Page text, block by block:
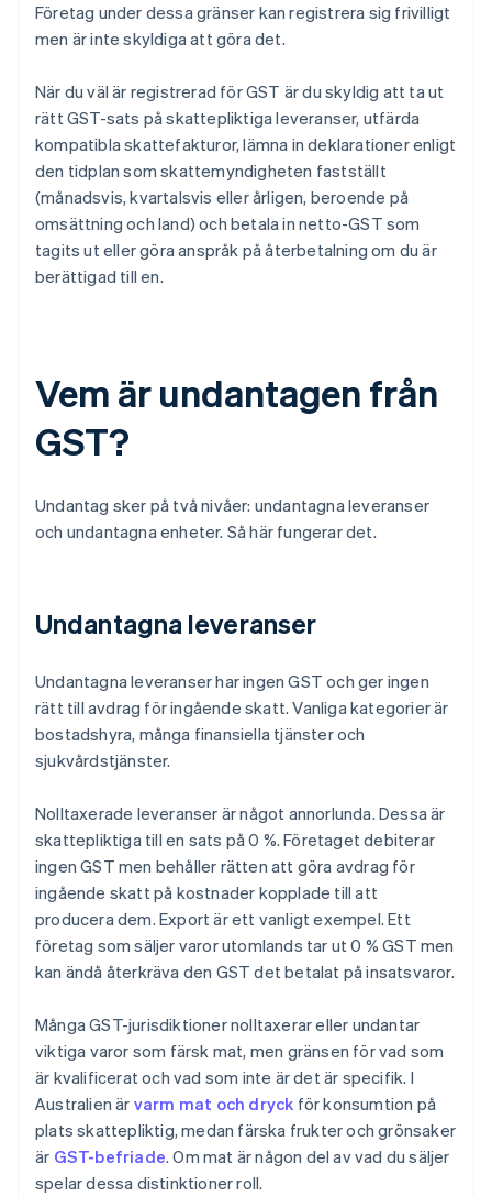
Företag under dessa gränser kan registrera sig frivilligt
men är inte skyldiga att göra det.
När du väl är registrerad för GST är du skyldig att ta ut
rätt GST-sats på skattepliktiga leveranser, utfärda
kompatibla skattefakturor, lämna in deklarationer enligt
den tidplan som skattemyndigheten fastställt
(månadsvis, kvartalsvis eller årligen, beroende på
omsättning och land) och betala in netto-GST som
tagits ut eller göra anspråk på återbetalning om du är
berättigad till en.
Vem är undantagen från
GST?
Undantag sker på två nivåer: undantagna leveranser
och undantagna enheter. Så här fungerar det.
Undantagna leveranser
Undantagna leveranser har ingen GST och ger ingen
rätt till avdrag för ingående skatt. Vanliga kategorier är
bostadshyra, många finansiella tjänster och
sjukvårdstjänster.
Nolltaxerade leveranser är något annorlunda. Dessa är
skattepliktiga till en sats på 0 %. Företaget debiterar
ingen GST men behåller rätten att göra avdrag för
ingående skatt på kostnader kopplade till att
producera dem. Export är ett vanligt exempel. Ett
företag som säljer varor utomlands tar ut 0 % GST men
kan ändå återkräva den GST det betalat på insatsvaror.
Många GST-jurisdiktioner nolltaxerar eller undantar
viktiga varor som färsk mat, men gränsen för vad som
är kvalificerat och vad som inte är det är specifik. I
Australien är varm mat och dryck för konsumtion på
plats skattepliktig, medan färska frukter och grönsaker
är GST-befriade. Om mat är någon del av vad du säljer
spelar dessa distinktioner roll.